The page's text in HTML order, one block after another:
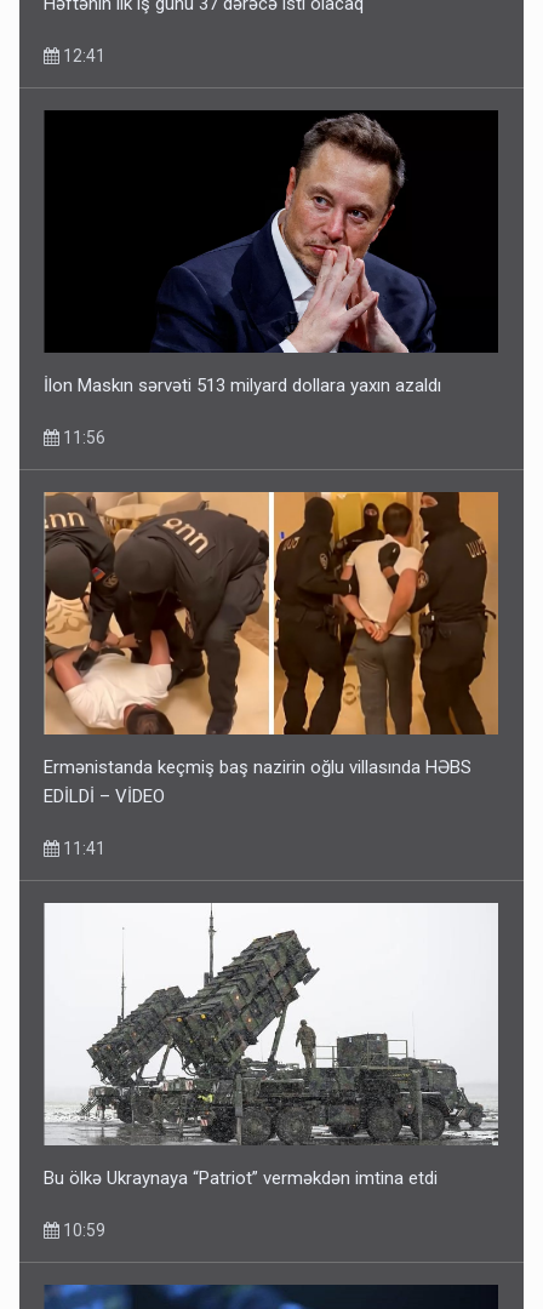
12:41
İlon Maskın sərvəti 513 milyard dollara yaxın azaldı
11:56
Ermənistanda keçmiş baş nazirin oğlu villasında HƏBS
EDİLDİ – VİDEO
11:41
Bu ölkə Ukraynaya “Patriot” verməkdən imtina etdi
10:59